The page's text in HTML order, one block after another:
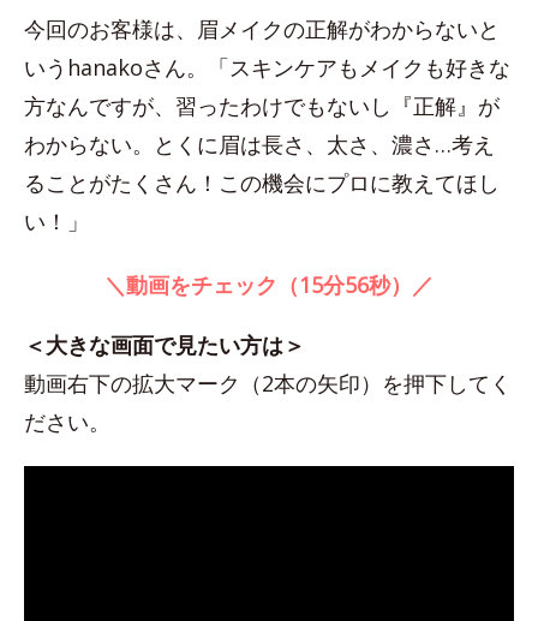
今回のお客様は、眉メイクの正解がわからないと
いうhanakoさん。「スキンケアもメイクも好きな
方なんですが、習ったわけでもないし『正解』が
わからない。とくに眉は長さ、太さ、濃さ…考え
ることがたくさん！この機会にプロに教えてほし
い！」
＼動画をチェック（15分56秒）／
＜大きな画面で見たい方は＞
動画右下の拡大マーク（2本の矢印）を押下してく
ださい。